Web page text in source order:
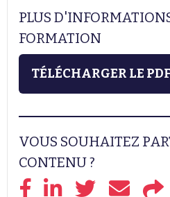
PLUS
FORMATION
TÉLÉCHARGER LE PDF
VOUS SOUHAITEZ
CONTENU ?